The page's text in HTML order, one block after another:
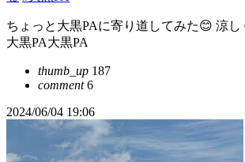
ちょっと大黒PAに寄り道してみた😊 涼
大黒PA大黒PA
thumb_up 187
comment6
2024/06/04 19:06